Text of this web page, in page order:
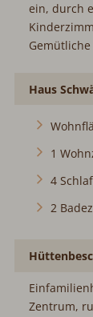
Kinderbett
Diele im
1
4
2
Zentrum,
beim Haus.